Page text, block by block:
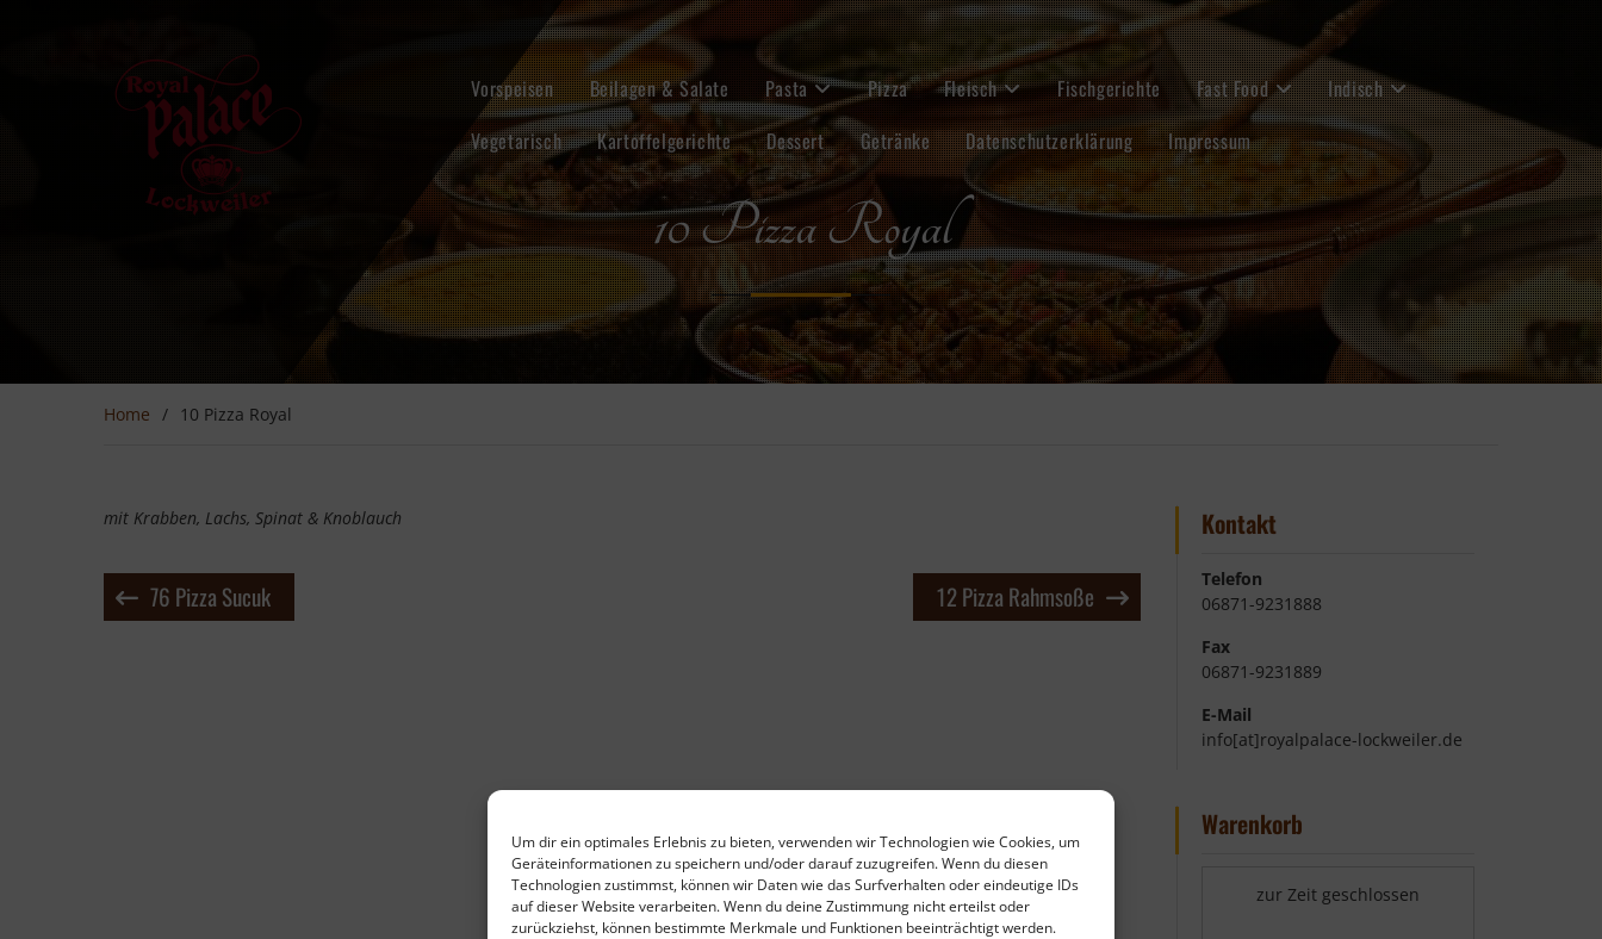
Um dir ein optimales Erlebnis zu bieten, verwenden wir Technologien wie Cookies, um
Geräteinformationen zu speichern und/oder darauf zuzugreifen. Wenn du diesen
Technologien zustimmst, können wir Daten wie das Surfverhalten oder eindeutige IDs
auf dieser Website verarbeiten. Wenn du deine Zustimmung nicht erteilst oder
zurückziehst, können bestimmte Merkmale und Funktionen beeinträchtigt werden.
Vorspeisen Beilagen & Salate Pasta Pizza Fleisch Fischgerichte Fast Food
Indisch
Vegetarisch
Kartoffelgerichte Dessert Getränke Datenschutzerklärung Impressum
10 Pizza Royal
Home 10 Pizza Royal
mit Krabben, Lachs, Spinat & Knoblauch
Beitragsnavigation
76 Pizza Sucuk 12 Pizza Rahmsoße
Kontakt
Telefon
06871-9231888
Fax
06871-9231889
E-Mail
info[at]royalpalace-lockweiler.de
Warenkorb
zur Zeit geschlossen